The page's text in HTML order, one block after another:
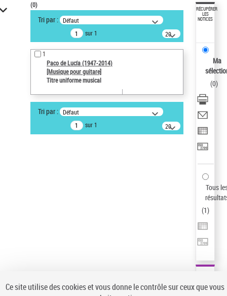
VOTRE RECHERCHE
Recherche avancée dans les
notices d’autorité
Œuvres liées à l'auteur :
Paco de Lucía (1947-2014)
Sauvegarder votre recherche
AFFINER
Type de notice d'autorité
(0)
Tri par : Défaut
sur 1
20
résultats/page
1
Paco de Lucía (1947-2014)
[Musique pour guitare]
Titre uniforme musical
Tri par : Défaut
sur 1
20
résultats/page
RÉCUPÉRER
LES
NOTICES
Ma
(0)
Tous
(1)
Ce site utilise des cookies et vous donne le contrôle sur ceux que vous